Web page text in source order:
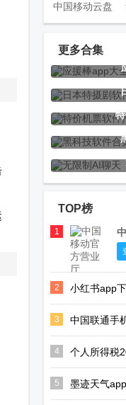
中国移动云盘
官方版
数英网客户端
GPS仪表盘中
孤煞软件库
app官方最新
版
腾讯片多多看
剧官方正版
app
更多合集
TOP榜
1
2 小红书app
3 中国联通手
4 个人所得税
5
墨迹天气
版